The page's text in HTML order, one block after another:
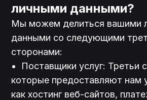
личными данными?
Мы можем делиться вашими
данными со следующими
сторонами:
•	Поставщики услуг: Третьи стороны,
которые предоставляют нам
как хостинг веб-сайтов,